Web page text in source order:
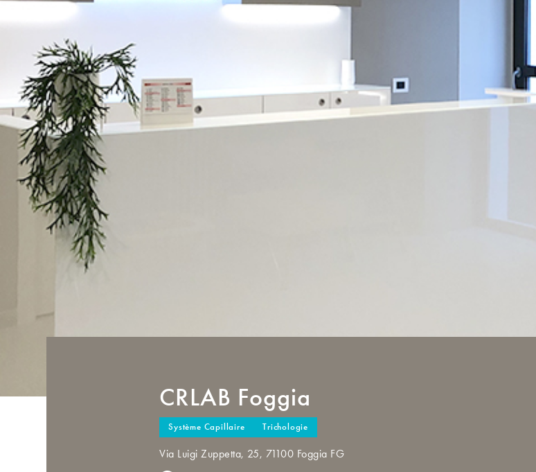
CRLAB Foggia
Système Capillaire Trichologie
Via Luigi Zuppetta, 25, 71100 Foggia FG